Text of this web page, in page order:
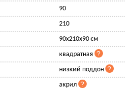
90
210
90x210x90 см
квадратная
низкий поддон
акрил